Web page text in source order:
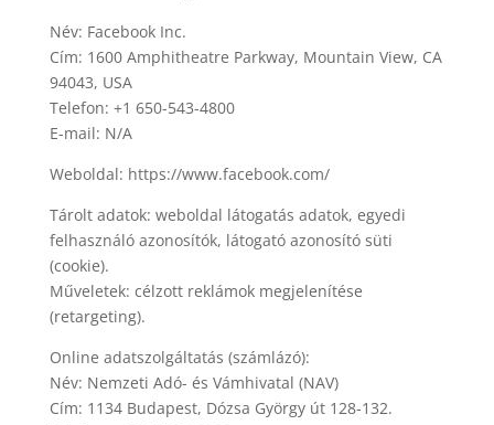
Név: Facebook Inc.
Cím: 1600 Amphitheatre Parkway, Mountain View, CA
94043, USA
Telefon: +1 650-543-4800
E-mail: N/A
Weboldal: https://www.facebook.com/
Tárolt adatok: weboldal látogatás adatok, egyedi
felhasználó azonosítók, látogató azonosító süti
(cookie).
Műveletek: célzott reklámok megjelenítése
(retargeting).
Online adatszolgáltatás (számlázó):
Név: Nemzeti Adó- és Vámhivatal (NAV)
Cím: 1134 Budapest, Dózsa György út 128-132.